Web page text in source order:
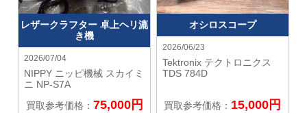
レザークラフター 卓上ヘリ漉
き機
2026/07/04
NIPPY ニッピ機械 スカイミ
ニ NP-S7A
買取参考価格： 75,000円
オシロスコープ
2026/06/23
Tektronix テクトロニクス
TDS 784D
買取参考価格： 15,000円